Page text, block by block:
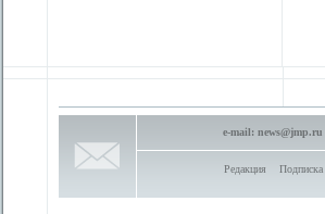
e-mail: news@jmp.ru
Редакция Подписка